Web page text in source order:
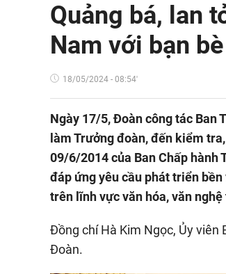
Quảng bá, lan
Nam với bạn
18/05/2024 - 08:54'
Ngày 17/5, Đoàn công tác Ban
làm Trưởng đoàn, đến kiểm
09/6/2014 của Ban Chấp hành
đáp ứng yêu cầu phát triển
trên lĩnh vực văn hóa, văn
Đồng chí Hà Kim Ngọc, Ủy viên
Đoàn.